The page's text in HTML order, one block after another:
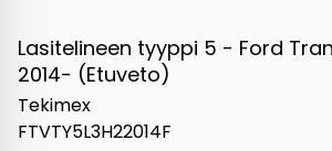
Lasitelineen tyyppi 5 - Ford
2014- (Etuveto)
Tekimex
FTVTY5L3H22014F